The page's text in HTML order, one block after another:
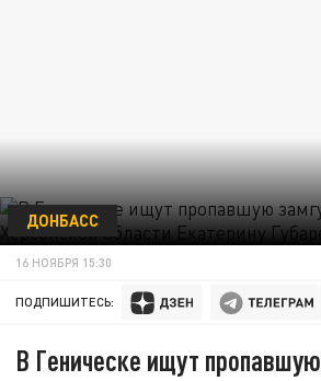
ДОНБАСС
16 НОЯБРЯ 15:30
ПОДПИШИТЕСЬ:
В Геническе ищут пропавшую